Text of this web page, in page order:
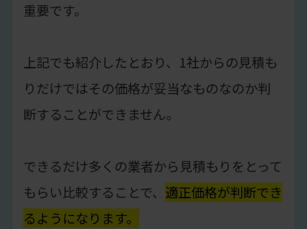
重要です。
上記でも紹介したとおり、1社からの見積も
りだけではその価格が妥当なものなのか判
断することができません。
できるだけ多くの業者から見積もりをとって
もらい比較することで、 適正価格が判断でき
るようになります。